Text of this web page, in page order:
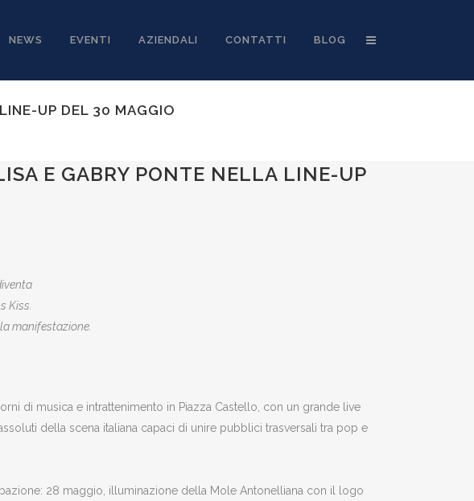
NEWS EVENTI AZIENDALI CONTATTI BLOG
UP DEL 30 MAGGIO
E GABRY PONTE NELLA LINE-UP
Kiss.
manifestazione.
di musica e intrattenimento in Piazza Castello, con un grande live
della scena italiana capaci di unire pubblici trasversali tra pop e
28 maggio, illuminazione della Mole Antonelliana con il logo